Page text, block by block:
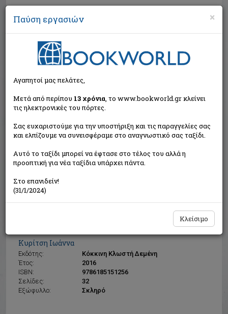
Αναζήτηση
Κυρίτση Ιωάννα
Εκδότης:
Κόκκινη Κλωστή Δεμένη
Έτος:
2016
ISBN:
9786185151256
Σελίδες:
32
Εξώφυλλο:
Σκληρό
Η τιμή μας:€11,61
Δεν υπάρχει δυνατότητα παραγγελίας
×
Παύση εργασιών
Αγαπητοί μας πελάτες,
Μετά από περίπου 13 χρόνια, το www.bookworld.gr κλείνει
τις ηλεκτρονικές του πόρτες.
Σας ευχαριστούμε για την υποστήριξη και τις παραγγελίες σας
και ελπίζουμε να συνεισφέραμε στο αναγνωστικό σας ταξίδι.
Αυτό το ταξίδι μπορεί να έφτασε στο τέλος του αλλά η
προοπτική για νέα ταξίδια υπάρχει πάντα.
Στο επανιδείν!
(31/1/2024)
Κλείσιμο